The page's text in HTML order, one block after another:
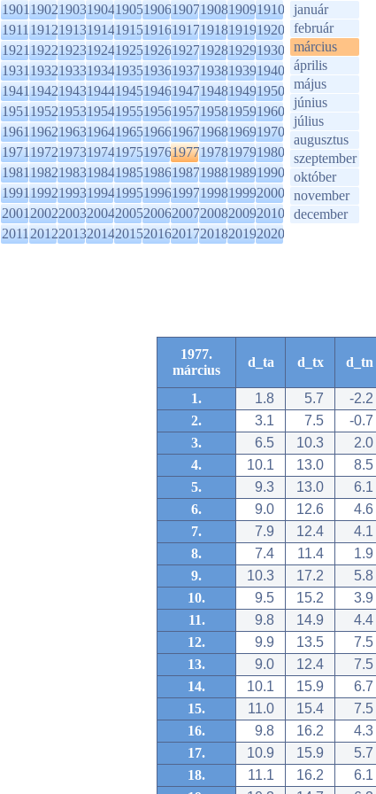
1901190219031904190519061907190819091910
1911191219131914191519161917191819191920
1921192219231924192519261927192819291930
1931193219331934193519361937193819391940
1941194219431944194519461947194819491950
1951195219531954195519561957195819591960
1961196219631964196519661967196819691970
1971197219731974197519761977197819791980
1981198219831984198519861987198819891990
1991199219931994199519961997199819992000
2001200220032004200520062007200820092010
2011201220132014201520162017201820192020
január
február
március
április
május
június
július
augusztus
szeptember
október
november
december
1977.
március
d_ta d_tx d_tn
1. 1.8 5.7 -2.2
2.
3.1 7.5 -0.7
3.
6.5 10.3 2.0
4.
10.1 13.0 8.5
5.
9.3 13.0 6.1
6.
9.0 12.6 4.6
7.
7.9 12.4 4.1
8.
7.4 11.4 1.9
9.
10.3 17.2 5.8
10.
9.5 15.2 3.9
11.
9.8 14.9 4.4
12.
9.9 13.5 7.5
13.
9.0 12.4 7.5
14.
10.1 15.9 6.7
15.
11.0 15.4 7.5
16.
9.8 16.2 4.3
17.
10.9 15.9 5.7
18.
11.1 16.2 6.1